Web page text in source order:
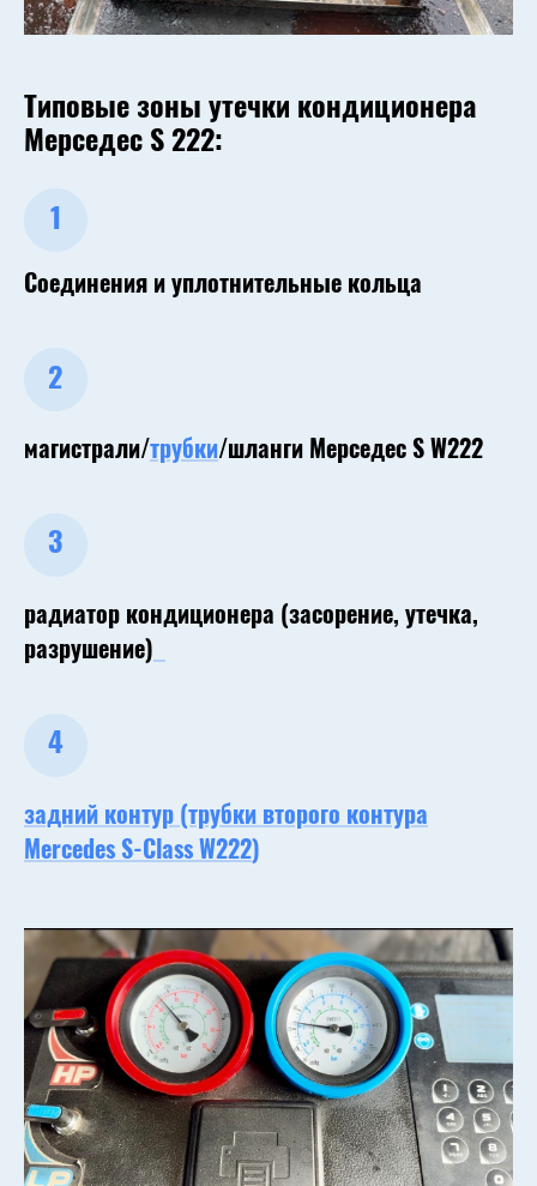
Типовые зоны утечки кондиционера
Мерседес S 222:
1
Соединения и уплотнительные кольца
2
магистрали/трубки/шланги Мерседес S W222
3
радиатор кондиционера (засорение, утечка,
разрушение)
4
задний контур (трубки второго контура
Mercedes S-Class W222)